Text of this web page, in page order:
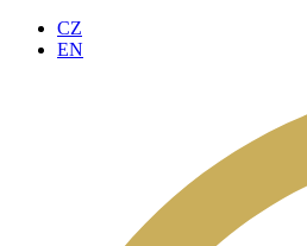
CZ
EN